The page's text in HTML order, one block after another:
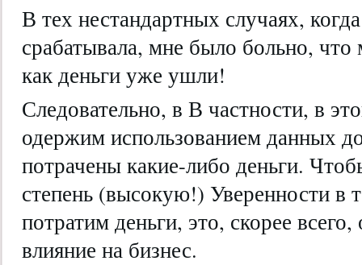
В тех нестандартных случаях,
срабатывала, мне было больно,
как деньги уже ушли!
Следовательно, в В частности, в
одержим использованием данных
потрачены какие-либо деньги.
степень (высокую!) Уверенности в
потратим деньги, это, скорее
влияние на бизнес.